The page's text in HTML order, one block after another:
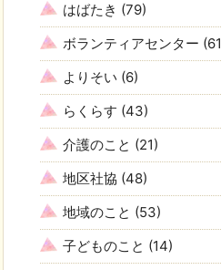
はばたき (79)
ボランティアセンター
よりそい (6)
らくらす (43)
介護のこと (21)
地区社協 (48)
地域のこと (53)
子どものこと (14)